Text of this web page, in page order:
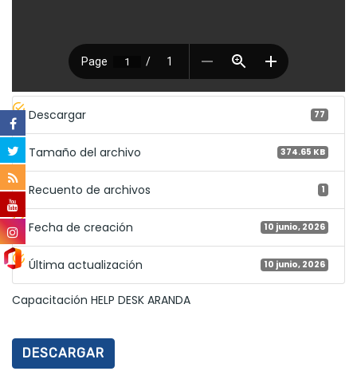
Descargar 77
Tamaño del archivo 374.65 KB
Recuento de archivos 1
Fecha de creación 10 junio, 2026
Última actualización 10 junio, 2026
Capacitación HELP DESK ARANDA
DESCARGAR